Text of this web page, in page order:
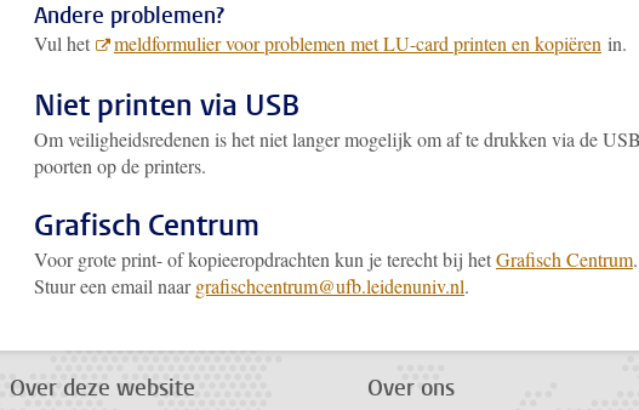
Andere problemen?
Vul het meldformulier voor problemen met LU-card printen en kopiëren in.
Niet printen via USB
Om veiligheidsredenen is het niet langer mogelijk om af te drukken via de
poorten op de printers.
Grafisch Centrum
Voor grote print- of kopieeropdrachten kun je terecht bij hetGrafisch Centrum.
Stuur een email naargrafischcentrum@ufb.leidenuniv.nl.
Over deze website Over ons